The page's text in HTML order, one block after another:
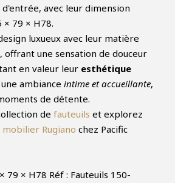
avec leur dimension
× 79 × H78.
luxueux avec leur matière
offrant une sensation de douceur
en valeur leur esthétique
ambiance intime et accueillante,
de détente.
de fauteuils et explorez
mobilier Rugiano chez Pacific
79 × H78 Réf : Fauteuils 150-